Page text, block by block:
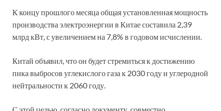
К концу прошлого месяца общая установленная мощность
производства электроэнергии в Китае составила 2,39
млрд кВт, с увеличением на 7,8% в годовом исчислении.
Китай объявил, что он будет стремиться к достижению
пика выбросов углекислого газа к 2030 году и углеродной
нейтральности к 2060 году.